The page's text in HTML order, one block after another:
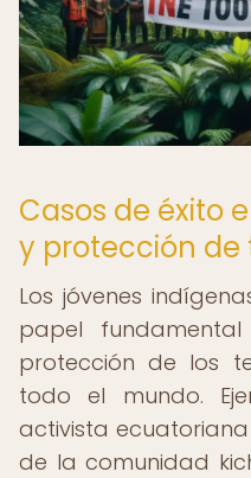
Casos de éxito
y protección de
Los jóvenes
papel
protección de los
todo el mundo.
activista
de la comunidad